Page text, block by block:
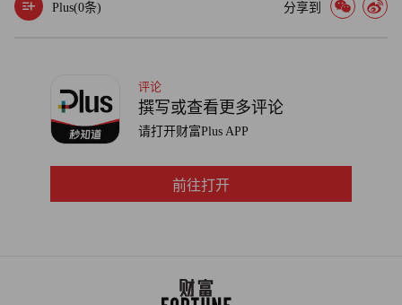
Plus(0条) 分享到
评论
撰写或查看更多评论
请打开财富Plus APP
前往打开